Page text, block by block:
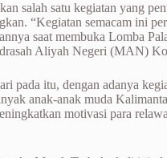
satu kegiatan yang
“Kegiatan semacam ini
saat membuka Lomba
Aliyah Negeri (MAN)
itu, dengan adanya
anak-anak muda
motivasi para